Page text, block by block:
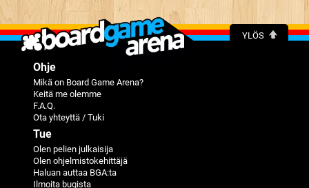
YLÖS
Ohje
Mikä on Board Game Arena?
Keitä me olemme
F.A.Q.
Ota yhteyttä / Tuki
Tue
Olen pelien julkaisija
Olen ohjelmistokehittäjä
Haluan auttaa BGA:ta
Ilmoita bugista